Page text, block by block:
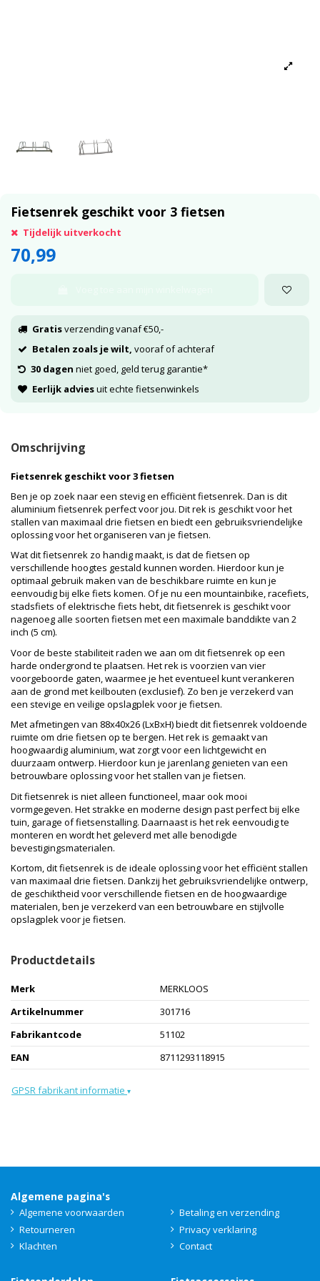
Fietsenrek geschikt voor 3 fietsen
Tijdelijk uitverkocht
70,99
Gratisverzending vanaf €50,-
Betalen zoals je wilt, vooraf of achteraf
30 dagen niet goed, geld terug garantie*
Eerlijk adviesuit echte fietsenwinkels
Omschrijving
Fietsenrek geschikt voor 3 fietsen
Ben je op zoek naar een stevig en efficiënt fietsenrek. Dan is dit
aluminium fietsenrek perfect voor jou. Dit rek is geschikt voor het
stallen van maximaal drie fietsen en biedt een gebruiksvriendelijke
oplossing voor het organiseren van je fietsen.
Wat dit fietsenrek zo handig maakt, is dat de fietsen op
verschillende hoogtes gestald kunnen worden. Hierdoor kun je
optimaal gebruik maken van de beschikbare ruimte en kun je
eenvoudig bij elke fiets komen. Of je nu een mountainbike, racefiets,
stadsfiets of elektrische fiets hebt, dit fietsenrek is geschikt voor
nagenoeg alle soorten fietsen met een maximale banddikte van 2
inch (5 cm).
Voor de beste stabiliteit raden we aan om dit fietsenrek op een
harde ondergrond te plaatsen. Het rek is voorzien van vier
voorgeboorde gaten, waarmee je het eventueel kunt verankeren
aan de grond met keilbouten (exclusief). Zo ben je verzekerd van
een stevige en veilige opslagplek voor je fietsen.
Met afmetingen van 88x40x26 (LxBxH) biedt dit fietsenrek voldoende
ruimte om drie fietsen op te bergen. Het rek is gemaakt van
hoogwaardig aluminium, wat zorgt voor een lichtgewicht en
duurzaam ontwerp. Hierdoor kun je jarenlang genieten van een
betrouwbare oplossing voor het stallen van je fietsen.
Dit fietsenrek is niet alleen functioneel, maar ook mooi
vormgegeven. Het strakke en moderne design past perfect bij elke
tuin, garage of fietsenstalling. Daarnaast is het rek eenvoudig te
monteren en wordt het geleverd met alle benodigde
bevestigingsmaterialen.
Kortom, dit fietsenrek is de ideale oplossing voor het efficiënt stallen
van maximaal drie fietsen. Dankzij het gebruiksvriendelijke ontwerp,
de geschiktheid voor verschillende fietsen en de hoogwaardige
materialen, ben je verzekerd van een betrouwbare en stijlvolle
opslagplek voor je fietsen.
Productdetails
Merk
MERKLOOS
Artikelnummer
301716
Fabrikantcode
51102
EAN
8711293118915
GPSR fabrikant informatie ▾
Algemene pagina's
Algemene voorwaarden
Betaling en verzending
Retourneren
Privacy verklaring
Klachten
Contact